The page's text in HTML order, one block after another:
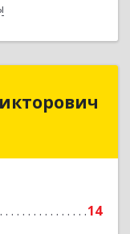
14
р-н, Холмск